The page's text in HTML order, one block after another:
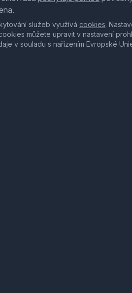
služeb využívá cookies.
můžete upravit v nastavení
v souladu s nařízením Evropské